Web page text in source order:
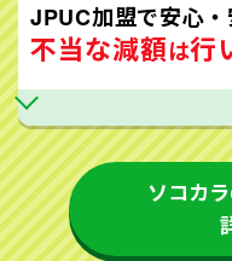
JPUC加盟で安心・
不当な減額は行
ソコカ